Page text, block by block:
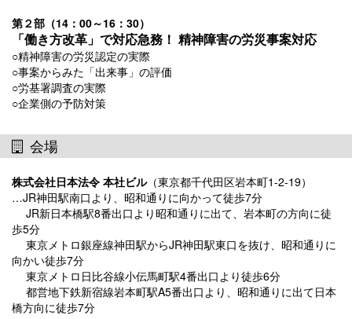
第２部（14：00～16：30）
「働き方改革」で対応急務！ 精神障害の労災事案対応
○精神障害の労災認定の実際
○事案からみた「出来事」の評価
○労基署調査の実際
○企業側の予防対策
会場
株式会社日本法令 本社ビル（東京都千代田区岩本町1-2-19）
…JR神田駅南口より、昭和通りに向かって徒歩7分
JR新日本橋駅8番出口より昭和通りに出て、岩本町の方向に徒
歩5分
東京メトロ銀座線神田駅からJR神田駅東口を抜け、昭和通りに
向かい徒歩7分
東京メトロ日比谷線小伝馬町駅4番出口より徒歩6分
都営地下鉄新宿線岩本町駅A5番出口より、昭和通りに出て日本
橋方向に徒歩7分